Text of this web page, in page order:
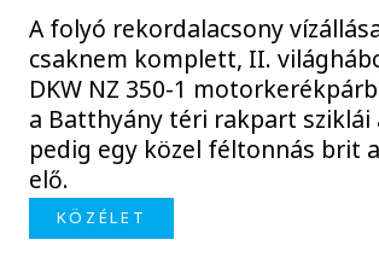
A folyó rekordalacsony
csaknem komplett, II.
DKW NZ 350-1
a Batthyány téri rakpart sziklái
pedig egy közel féltonnás brit
elő.
KÖZÉLET